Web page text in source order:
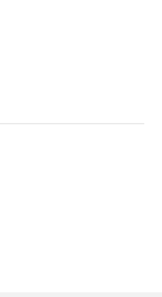
op